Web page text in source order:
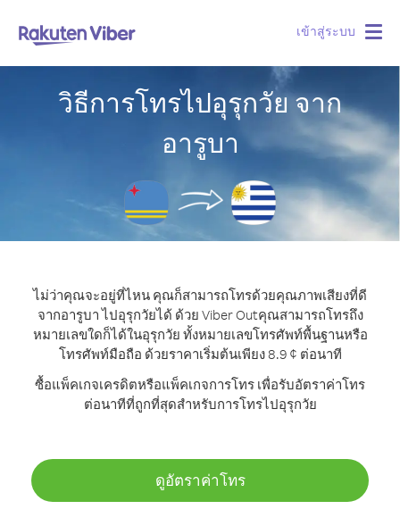
เข้าสู่ระบบ
วิธีการโทรไปอุรุกวัย จาก
อารูบา
ไม่ว่าคุณจะอยู่ที่ไหน คุณก็สามารถโทรด้วยคุณภาพเสียงที่ดี
จากอารูบา ไปอุรุกวัยได้ ด้วย Viber Outคุณสามารถโทรถึง
หมายเลขใดก็ได้ในอุรุกวัย ทั้งหมายเลขโทรศัพท์พื้นฐานหรือ
โทรศัพท์มือถือ ด้วยราคาเริ่มต้นเพียง 8.9 ¢ ต่อนาที
ซื้อแพ็คเกจเครดิตหรือแพ็คเกจการโทร เพื่อรับอัตราค่าโทร
ต่อนาทีที่ถูกที่สุดสำหรับการโทรไปอุรุกวัย
ดูอัตราค่าโทร